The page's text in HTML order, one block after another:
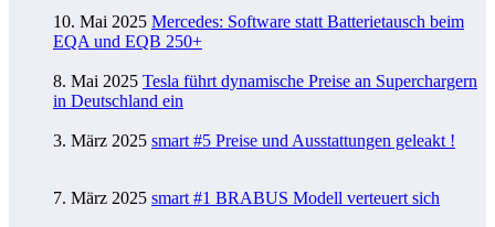
10. Mai 2025 Mercedes: Software statt Batterietausch beim
EQA und EQB 250+
8. Mai 2025 Tesla führt dynamische Preise an Superchargern
in Deutschland ein
3. März 2025 smart #5 Preise und Ausstattungen geleakt !
7. März 2025 smart #1 BRABUS Modell verteuert sich